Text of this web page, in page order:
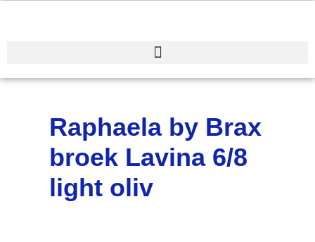
Raphaela by Brax
broek Lavina 6/8
light oliv